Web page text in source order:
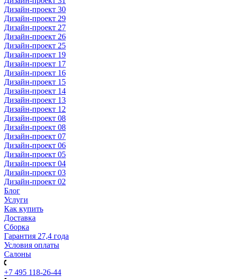
Дизайн-проект 30
Дизайн-проект 29
Дизайн-проект 27
Дизайн-проект 26
Дизайн-проект 25
Дизайн-проект 19
Дизайн-проект 17
Дизайн-проект 16
Дизайн-проект 15
Дизайн-проект 14
Дизайн-проект 13
Дизайн-проект 12
Дизайн-проект 08
Дизайн-проект 08
Дизайн-проект 07
Дизайн-проект 06
Дизайн-проект 05
Дизайн-проект 04
Дизайн-проект 03
Дизайн-проект 02
Блог
Услуги
Как купить
Доставка
Сборка
Гарантия 27,4 года
Условия оплаты
Салоны
+7 495 118-26-44